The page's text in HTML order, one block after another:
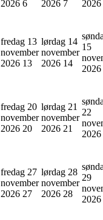
2026 6
2026 7
2026
fredag 13
november
2026 13
lørdag 14
november
2026 14
15
2026
fredag 20
november
2026 20
lørdag 21
november
2026 21
22
2026
fredag 27
november
2026 27
lørdag 28
november
2026 28
29
2026